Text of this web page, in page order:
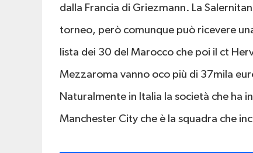
dalla Francia di Griezmann. La
torneo, però comunque può ricevere
lista dei 30 del Marocco che poi il ct
Mezzaroma vanno oco più di 37mila
Naturalmente in Italia la società che ha
Manchester City che è la squadra che